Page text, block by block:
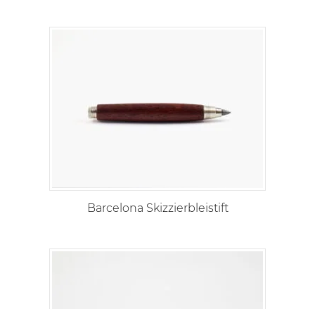
Barcelona Skizzierbleistift